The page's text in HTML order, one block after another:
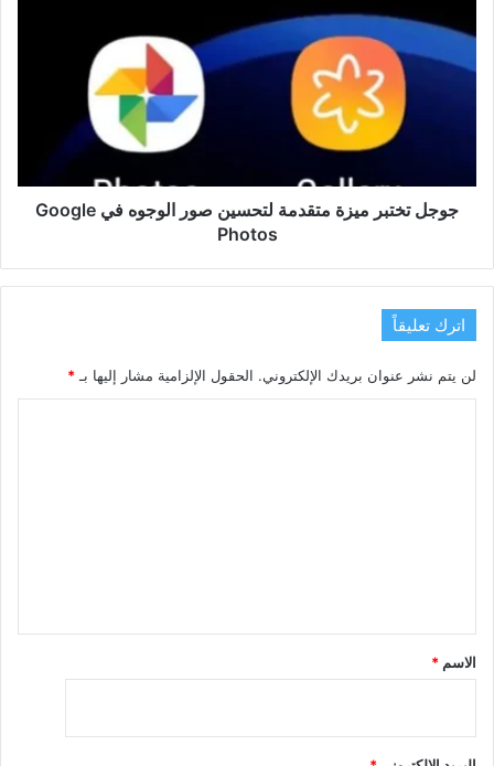
تختبر
ميزة
متقدمة
Google
Photos
جوجل تختبر ميزة متقدمة لتحسين صور الوجوه في Google
Photos
اترك تعليقاً
لن يتم نشر عنوان بريدك الإلكتروني. الحقول الإلزامية مشار إليها بـ *
الاسم *